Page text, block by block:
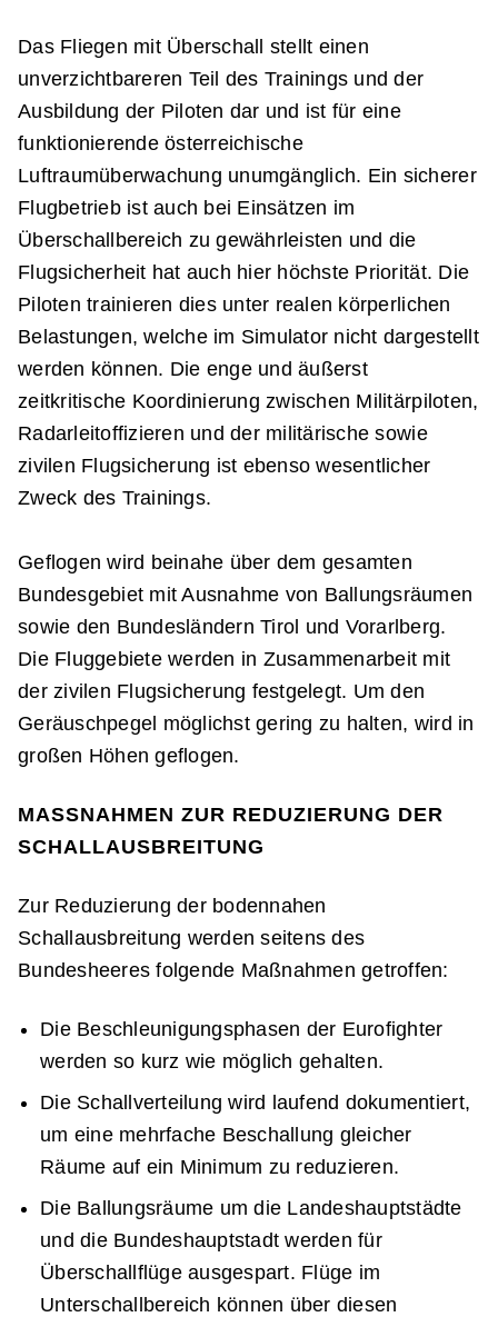
Das Fliegen mit Überschall stellt einen
unverzichtbareren Teil des Trainings und der
Ausbildung der Piloten dar und ist für eine
funktionierende österreichische
Luftraumüberwachung unumgänglich. Ein sicherer
Flugbetrieb ist auch bei Einsätzen im
Überschallbereich zu gewährleisten und die
Flugsicherheit hat auch hier höchste Priorität. Die
Piloten trainieren dies unter realen körperlichen
Belastungen, welche im Simulator nicht dargestellt
werden können. Die enge und äußerst
zeitkritische Koordinierung zwischen Militärpiloten,
Radarleitoffizieren und der militärische sowie
zivilen Flugsicherung ist ebenso wesentlicher
Zweck des Trainings.
Geflogen wird beinahe über dem gesamten
Bundesgebiet mit Ausnahme von Ballungsräumen
sowie den Bundesländern Tirol und Vorarlberg.
Die Fluggebiete werden in Zusammenarbeit mit
der zivilen Flugsicherung festgelegt. Um den
Geräuschpegel möglichst gering zu halten, wird in
großen Höhen geflogen.
MASSNAHMEN ZUR REDUZIERUNG DER S
CHALLAUSBREITUNG
Zur Reduzierung der bodennahen
Schallausbreitung werden seitens des
Bundesheeres folgende Maßnahmen getroffen:
Die Beschleunigungsphasen der Eurofighter
werden so kurz wie möglich gehalten.
Die Schallverteilung wird laufend dokumentiert,
um eine mehrfache Beschallung gleicher
Räume auf ein Minimum zu reduzieren.
Die Ballungsräume um die Landeshauptstädte
und die Bundeshauptstadt werden für
Überschallflüge ausgespart. Flüge im
Unterschallbereich können über diesen